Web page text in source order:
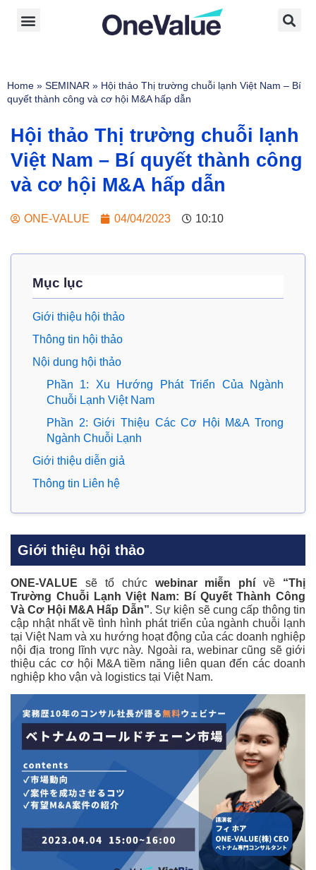
Home » SEMINAR » Hội thảo Thị trường chuỗi lạnh Việt Nam – Bí
quyết thành công và cơ hội M&A hấp dẫn
Hội thảo Thị trường chuỗi lạnh
Việt Nam – Bí quyết thành công
và cơ hội M&A hấp dẫn
ONE-VALUE 04/04/2023 10:10
Mục lục
Giới thiệu hội thảo
Thông tin hội thảo
Nội dung hội thảo
Phần 1: Xu Hướng Phát Triển Của Ngành
Chuỗi Lạnh Việt Nam
Phần 2: Giới Thiệu Các Cơ Hội M&A Trong
Ngành Chuỗi Lạnh
Giới thiệu diễn giả
Thông tin Liên hệ
Giới thiệu hội thảo
ONE-VALUE sẽ tổ chức webinar miễn phí về “Thị
Trường Chuỗi Lạnh Việt Nam: Bí Quyết Thành Công
Và Cơ Hội M&A Hấp Dẫn”. Sự kiện sẽ cung cấp thông tin
cập nhật nhất về tình hình phát triển của ngành chuỗi lạnh
tại Việt Nam và xu hướng hoạt động của các doanh nghiệp
nội địa trong lĩnh vực này. Ngoài ra, webinar cũng sẽ giới
thiệu các cơ hội M&A tiềm năng liên quan đến các doanh
nghiệp kho vận và logistics tại Việt Nam.